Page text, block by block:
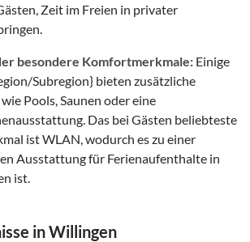
Zeit im Freien in privater
besondere Komfortmerkmale: Einige
Subregion} bieten zusätzliche
Pools, Saunen oder eine
Das bei Gästen beliebteste
ist WLAN, wodurch es zu einer
Ausstattung für Ferienaufenthalte in
ist.
in Willingen